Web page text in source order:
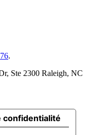
.
Ste 2300 Raleigh, NC
confidentialité